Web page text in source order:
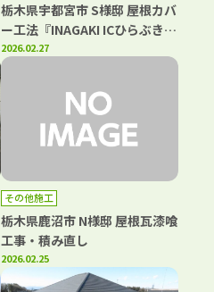
栃木県宇都宮市 S様邸 屋根カバ
ー工法『INAGAKI ICひらぶき
ヒランビー220』
2026.02.27
その他施工
栃木県鹿沼市 N様邸 屋根瓦漆喰
工事・積み直し
2026.02.25